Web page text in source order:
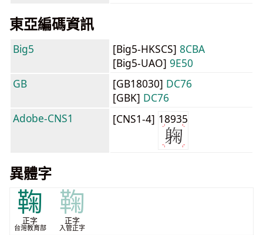
東亞編碼資訊
Big5 [Big5-HKSCS] 8CBA
[Big5-UAO] 9E50
GB
[GB18030] DC76
[GBK] DC76
Adobe-CNS1
[CNS1-4] 18935
異體字
鞠
正字
台灣教育部
鞠
正字
入管正字